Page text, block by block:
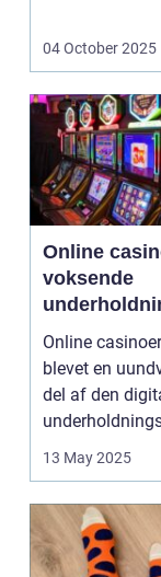
udnytt...
04 October 2025
Online
voksende
ustri
Online
blevet en
del af den
Med den stad...
13 May 2025